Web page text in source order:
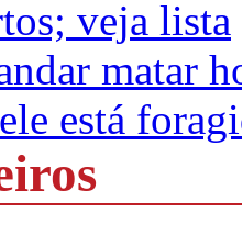
veja lista
matar
está